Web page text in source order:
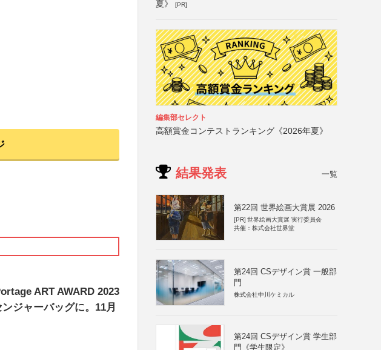
ART AWARD 2023
ジャーバッグに。11月
夏》
[PR]
編集部セレクト
高額賞金コンテストランキング《2026年夏》
結果発表 一覧
第22回 世界絵画大賞展 2026
[PR] 世界絵画大賞展 実行委員会
共催：株式会社世界堂
第24回 CSデザイン賞 一般部
門
株式会社中川ケミカル
第24回 CSデザイン賞 学生部
門《学生限定》